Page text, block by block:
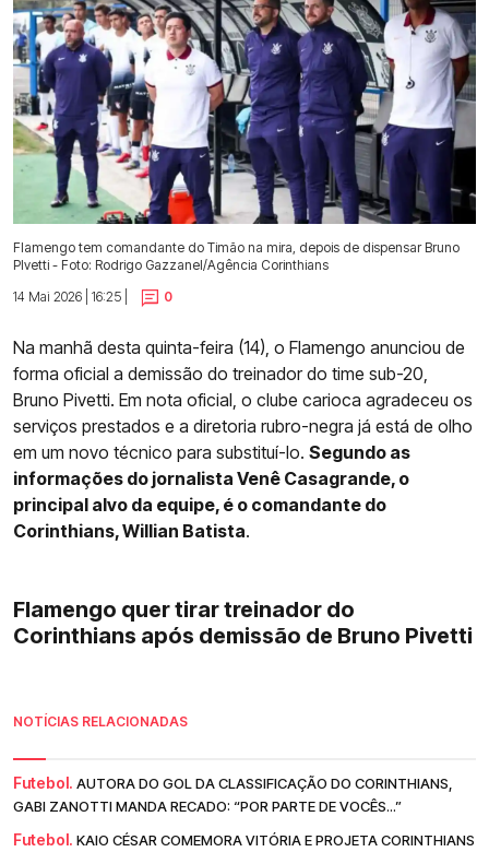
Flamengo tem comandante do Timão na mira, depois de dispensar Bruno
PIvetti - Foto: Rodrigo Gazzanel/Agência Corinthians
14 Mai 2026 | 16:25 |
0
Na manhã desta quinta-feira (14), o Flamengo anunciou de
forma oficial a demissão do treinador do time sub-20,
Bruno Pivetti. Em nota oficial, o clube carioca agradeceu os
serviços prestados e a diretoria rubro-negra já está de olho
em um novo técnico para substituí-lo. Segundo as
informações do jornalista Venê Casagrande, o
principal alvo da equipe, é o comandante do
Corinthians, Willian Batista.
Flamengo quer tirar treinador do
Corinthians após demissão de Bruno Pivetti
NOTÍCIAS RELACIONADAS
Futebol. AUTORA DO GOL DA CLASSIFICAÇÃO DO CORINTHIANS,
GABI ZANOTTI MANDA RECADO: “POR PARTE DE VOCÊS...”
Futebol. KAIO CÉSAR COMEMORA VITÓRIA E PROJETA CORINTHIANS